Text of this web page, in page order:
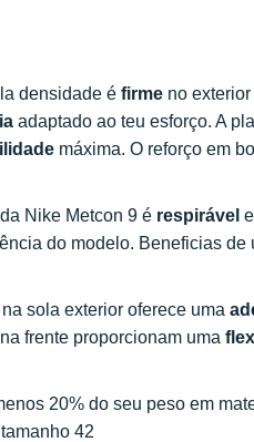
densidade é firme no
adaptado ao teu esforço. A
máxima. O reforço em
Nike Metcon 9 é respirável
do modelo. Beneficias de
sola exterior oferece uma
frente proporcionam uma
20% do seu peso em
42